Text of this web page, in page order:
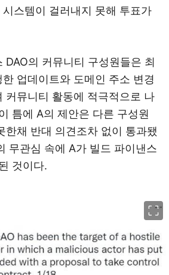
스템이 걸러내지 못해 투표가
DAO의 커뮤니티 구성원들은 최
업데이트와 도메인 주소 변경
커뮤니티 활동에 적극적으로 나
틈에 A의 제안은 다른 구성원
한채 반대 의견조차 없이 통과됐
무관심 속에 A가 빌드 파이낸스
것이다.